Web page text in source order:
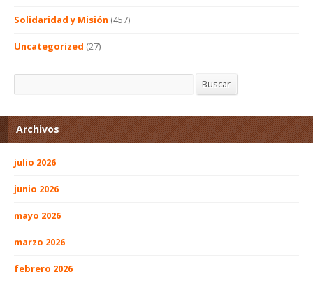
Solidaridad y Misión (457)
Uncategorized (27)
Buscar
Archivos
julio 2026
junio 2026
mayo 2026
marzo 2026
febrero 2026